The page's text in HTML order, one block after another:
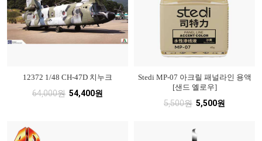
12372 1/48 CH-47D 치누크
64,000원 54,400원
Stedi MP-07 아크릴 패널라인 용액
[샌드 옐로우]
5,500원 5,500원